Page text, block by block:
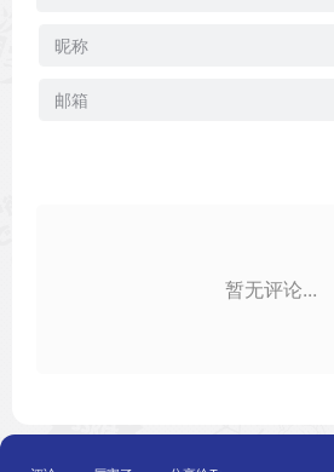
暂无评论...